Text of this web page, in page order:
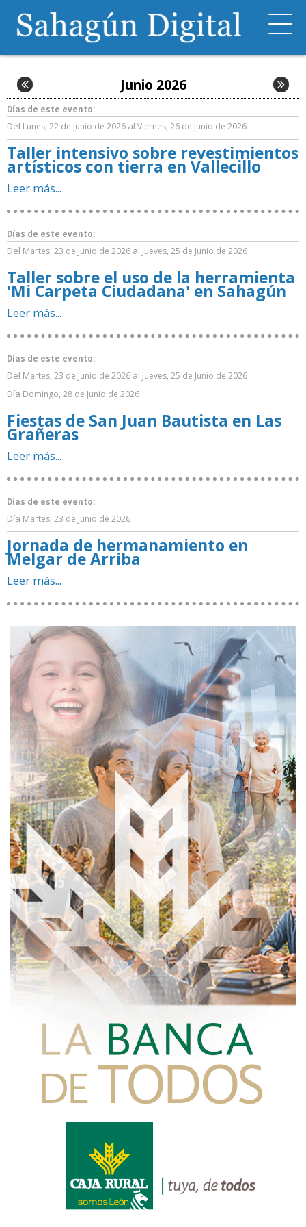
Junio 2026
Días de este evento:
Del Lunes, 22 de Junio de 2026 al Viernes, 26 de Junio de 2026
Taller intensivo sobre revestimientos
artísticos con tierra en Vallecillo
Leer más...
Días de este evento:
Del Martes, 23 de Junio de 2026 al Jueves, 25 de Junio de 2026
Taller sobre el uso de la herramienta
'Mi Carpeta Ciudadana' en Sahagún
Leer más...
Días de este evento:
Del Martes, 23 de Junio de 2026 al Jueves, 25 de Junio de 2026
Día Domingo, 28 de Junio de 2026
Fiestas de San Juan Bautista en Las
Grañeras
Leer más...
Días de este evento:
Día Martes, 23 de Junio de 2026
Jornada de hermanamiento en
Melgar de Arriba
Leer más...